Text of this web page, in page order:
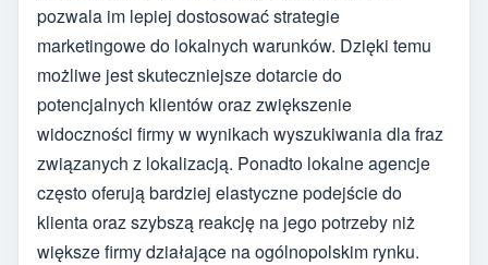
pozwala im lepiej dostosować strategie
marketingowe do lokalnych warunków. Dzięki temu
możliwe jest skuteczniejsze dotarcie do
potencjalnych klientów oraz zwiększenie
widoczności firmy w wynikach wyszukiwania dla fraz
związanych z lokalizacją. Ponadto lokalne agencje
często oferują bardziej elastyczne podejście do
klienta oraz szybszą reakcję na jego potrzeby niż
większe firmy działające na ogólnopolskim rynku.